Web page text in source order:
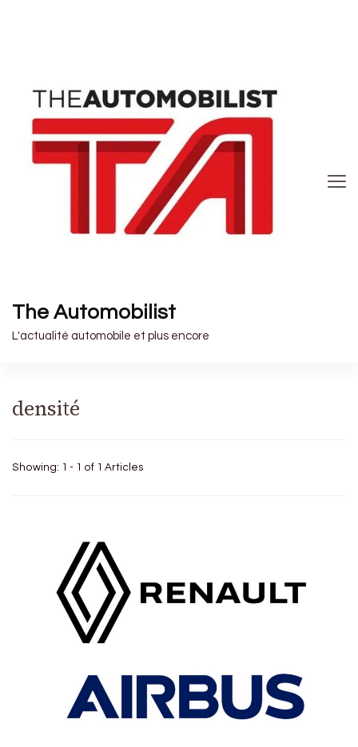
The Automobilist
L'actualité automobile et plus encore
densité
Showing: 1 - 1 of 1 Articles